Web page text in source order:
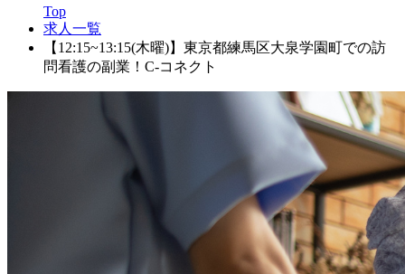
Top
求人一覧
【12:15~13:15(木曜)】東京都練馬区大泉学園町での訪
問看護の副業！C-コネクト